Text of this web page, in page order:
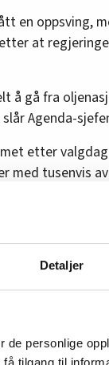
Detaljer
de personlige
tilgang til
en oppsving,
at
å gå fra
Agenda-
etter
med tusenvis
for en
finner
skal
han.